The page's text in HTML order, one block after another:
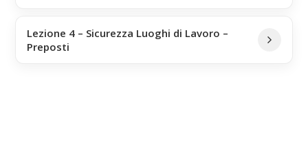
Lezione 4 – Sicurezza Luoghi di Lavoro –
Preposti